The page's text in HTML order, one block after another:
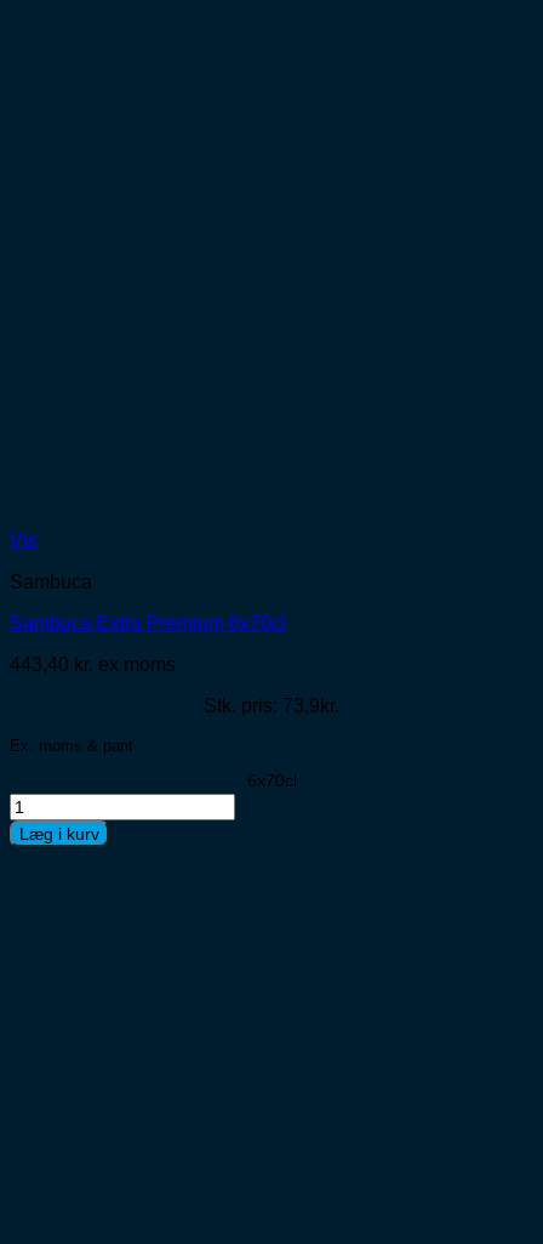
Vis
Sambuca
Sambuca Extra Premium 6x70cl
443,40 kr. ex moms
Stk. pris: 73,9kr.
Ex. moms & pant
6x70cl
Sambuca
Extra
Premium
Læg i kurv